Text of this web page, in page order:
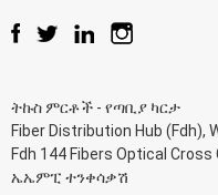
ትኩስ ምርቶች - የጣቢያ ካርታ
Fiber Distribution Hub (Fdh),
Fdh 144 Fibers Optical
ኤኤምፒ ተንቀሳቃሽ